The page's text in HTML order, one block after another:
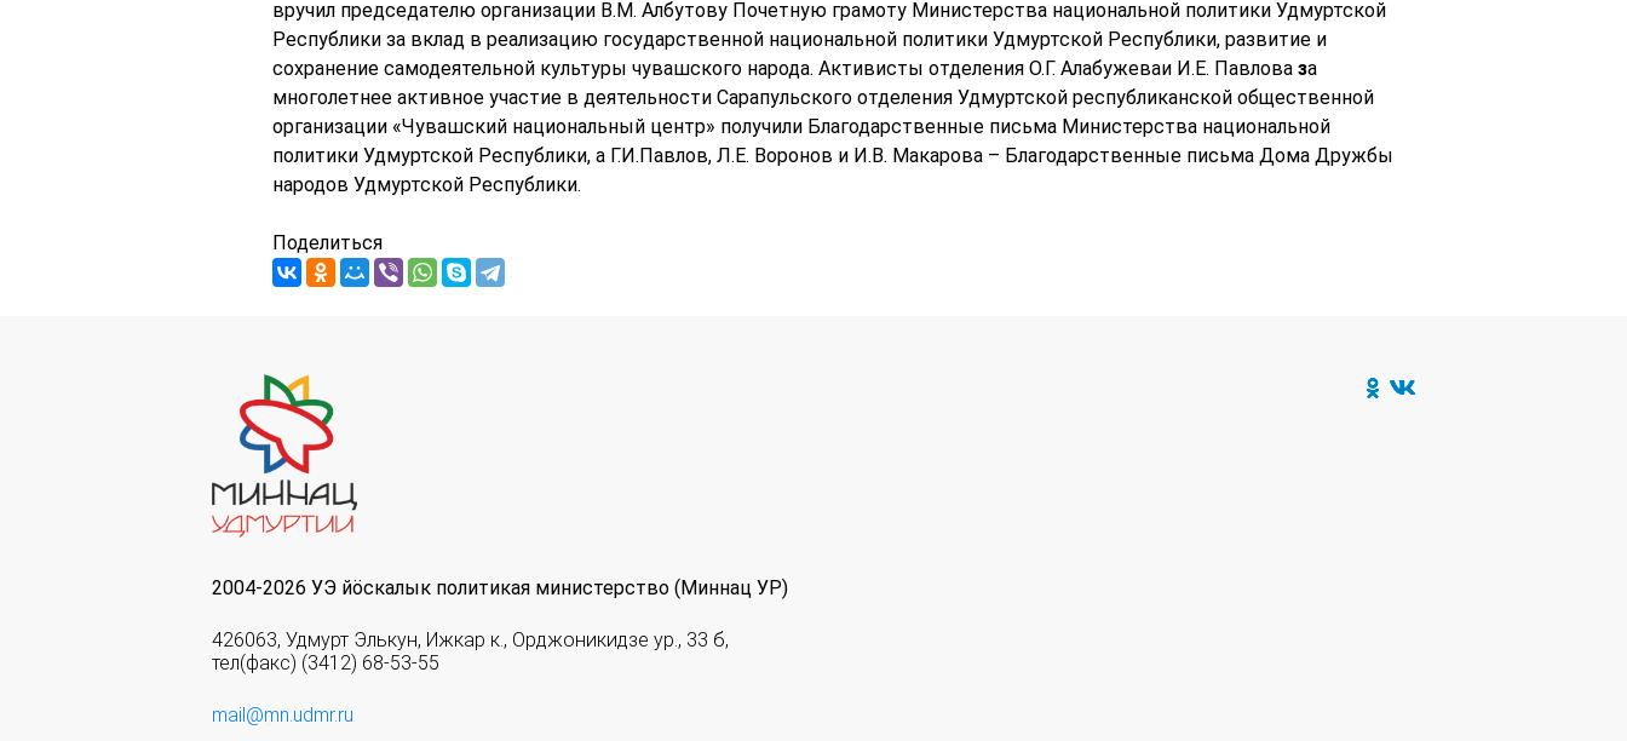
вручил председателю организации В.М. Албутову Почетную грамоту Министерства национальной политики Удмуртской
Республики за вклад в реализацию государственной национальной политики Удмуртской Республики, развитие и
сохранение самодеятельной культуры чувашского народа. Активисты отделения О.Г. Алабужеваи И.Е. Павловаза
многолетнее активное участие в деятельности Сарапульского отделения Удмуртской республиканской общественной
организации «Чувашский национальный центр» получили Благодарственные письма Министерства национальной
политики Удмуртской Республики, а Г.И.Павлов, Л.Е. Воронов и И.В. Макарова – Благодарственные письма Дома Дружбы
народов Удмуртской Республики.
Поделиться
2004-2026 УЭ йöскалык политикая министерство (Миннац УР)
426063, Удмурт Элькун, Ижкар к., Орджоникидзе ур., 33 б,
тел(факс) (3412) 68-53-55
mail@mn.udmr.ru